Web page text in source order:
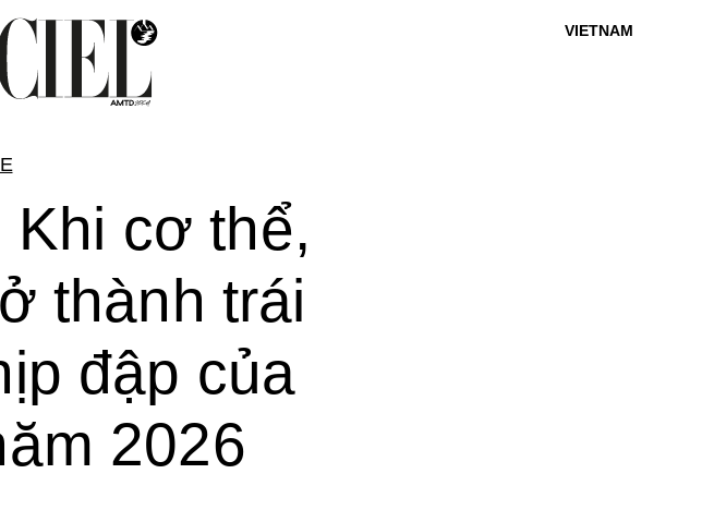
VIETNAM
Khi cơ thể,
thành trái
đập của
2026